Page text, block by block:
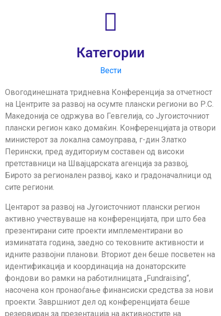
Категории
Вести
Овогодинешната тридневна Конференција за отчетност
на Центрите за развој на осумте плански региони во Р.С.
Македонија се одржува во Гевгелија, со Југоисточниот
плански регион како домаќин. Конференцијата ја отвори
министерот за локална самоуправа, г-дин Златко
Перински, пред аудиториум составен од високи
претставници на Швајцарската агенција за развој,
Бирото за регионален развој, како и градоначалници од
сите региони.
Центарот за развој на Југоисточниот плански регион
активно учествуваше на конференцијата, при што беа
презентирани сите проекти имплементирани во
изминатата година, заедно со тековните активности и
идните развојни планови. Вториот ден беше посветен на
идентификација и координација на донаторските
фондови во рамки на работилницата „Fundraising“,
насочена кон пронаоѓање финансиски средства за нови
проекти. Завршниот дел од конференцијата беше
резервиран за презентација на активностите на